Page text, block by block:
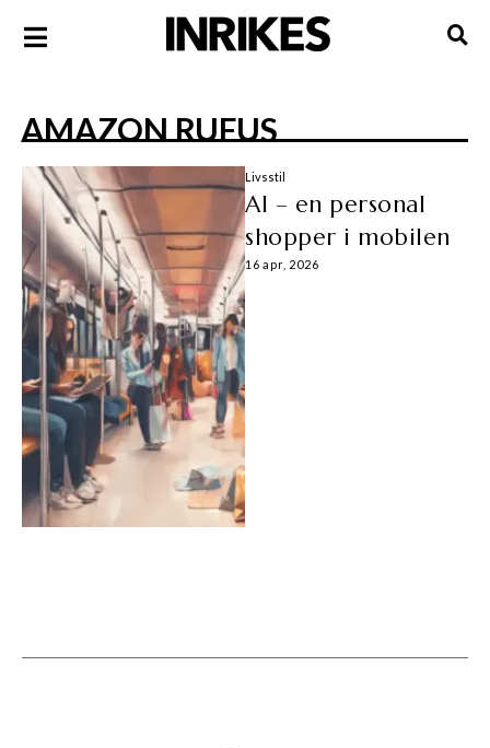
AMAZON RUFUS
Livsstil
AI – en personal
shopper i mobilen
16 apr, 2026